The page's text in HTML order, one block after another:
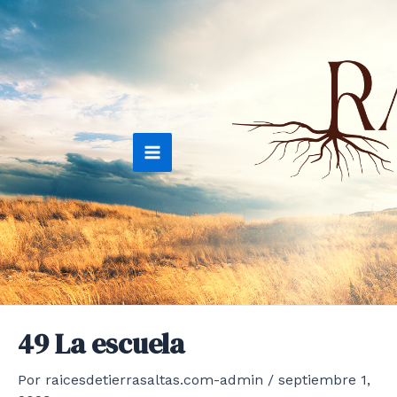
Ir
al
contenido
Main
Menu
49 La escuela
Por raicesdetierrasaltas.com-admin / septiembre 1,